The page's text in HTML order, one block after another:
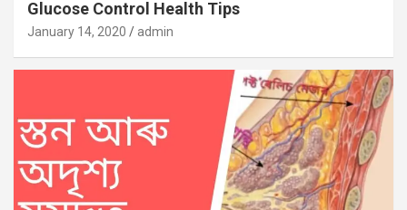
Glucose Control Health Tips
January 14, 2020 admin